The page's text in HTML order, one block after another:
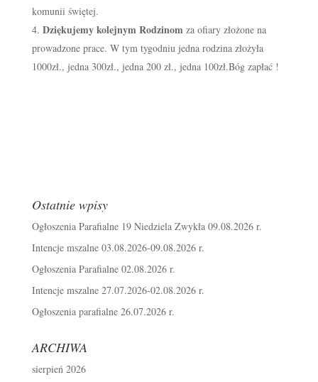
komunii świętej.
Dziękujemy kolejnym Rodzinomza ofiary złożone na
prowadzone prace. W tym tygodniu jedna rodzina złożyła
1000zł., jedna 300zł., jedna 200 zł., jedna 100zł.Bóg zapłać !
Ostatnie wpisy
Ogłoszenia Parafialne 19 Niedziela Zwykła 09.08.2026 r.
Intencje mszalne 03.08.2026-09.08.2026 r.
Ogłoszenia Parafialne 02.08.2026 r.
Intencje mszalne 27.07.2026-02.08.2026 r.
Ogłoszenia parafialne 26.07.2026 r.
ARCHIWA
sierpień 2026